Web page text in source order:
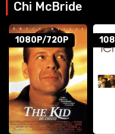
Chi McBride
1080P/720P